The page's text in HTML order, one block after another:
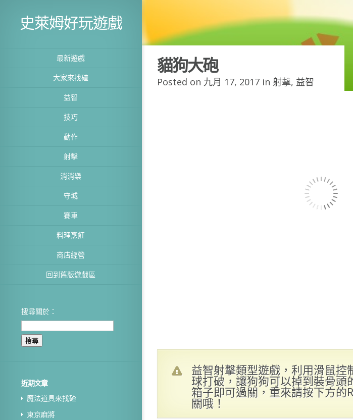
史萊姆好玩遊戲
最新遊戲
大家來找碴
益智
技巧
動作
射擊
消消樂
守城
賽車
料理烹飪
商店經營
回到舊版遊戲區
搜尋關於：
近期文章
魔法道具來找碴
東京麻將
貓狗大砲
Posted on 九月 17, 2017 in 射擊, 益智
益智射擊類型遊戲，利用滑鼠
球打破，讓狗狗可以掉到裝骨
箱子即可過關，重來請按下方
關哦！